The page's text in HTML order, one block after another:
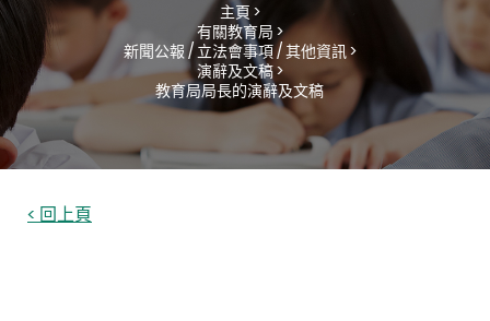
主頁 >
有關教育局 >
新聞公報 / 立法會事項 / 其他資訊 >
演辭及文稿 >
教育局局長的演辭及文稿
< 回上頁